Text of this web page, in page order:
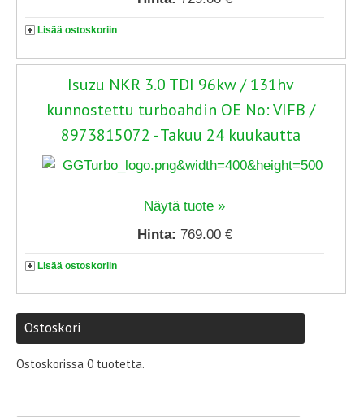
Lisää ostoskoriin
Isuzu NKR 3.0 TDI 96kw / 131hv
kunnostettu turboahdin OE No: VIFB /
8973815072 - Takuu 24 kuukautta
Näytä tuote »
Hinta: 769.00 €
Lisää ostoskoriin
Ostoskori
Ostoskorissa 0 tuotetta.